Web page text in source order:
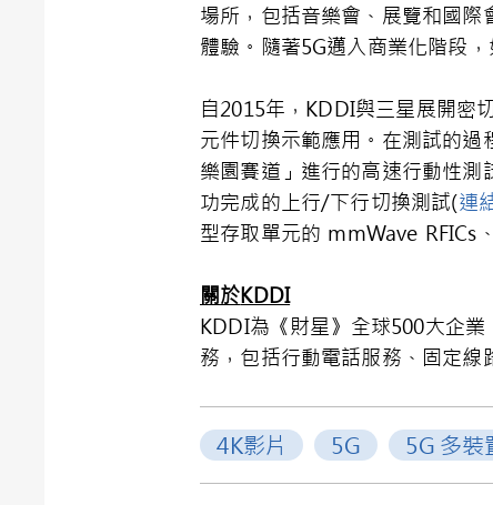
場所，包括音樂會、展覽和國
體驗。隨著5G邁入商業化階段
自2015年，KDDI與三星展開密
元件切換示範應用。在測試的
樂園賽道」進行的高速行動性
功完成的上行/下行切換測試(連
型存取單元的 mmWave RFICs
關於KDDI
KDDI為《財星》全球500大企
務，包括行動電話服務、固定線
4K影片 5G 5G 多裝